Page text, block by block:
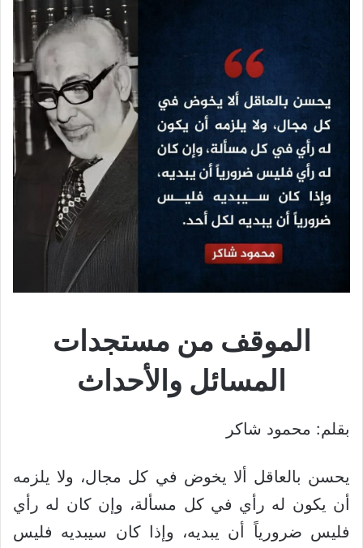
الموقف من مستجدات
المسائل والأحداث
بقلم: محمود شاكر
يحسن بالعاقل ألا يخوض في كل مجال، ولا يلزمه
أن يكون له رأي في كل مسألة، وإن كان له رأي
فليس ضرورياً أن يبديه، وإذا كان سيبديه فليس